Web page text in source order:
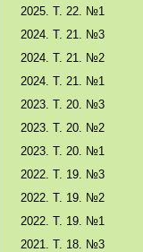
2025. Т. 22. №1
2024. Т. 21. №3
2024. Т. 21. №2
2024. Т. 21. №1
2023. Т. 20. №3
2023. Т. 20. №2
2023. Т. 20. №1
2022. Т. 19. №3
2022. Т. 19. №2
2022. Т. 19. №1
2021. Т. 18. №3